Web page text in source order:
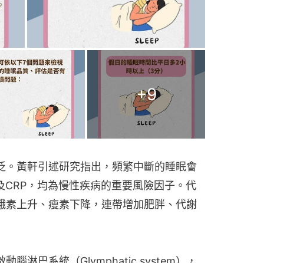
+9
。黃軒引述研究指出，頻繁中斷的睡眠會
，均為慢性疾病的重要風險因子。代
素上升、瘦素下降，連帶增加肥胖、代謝